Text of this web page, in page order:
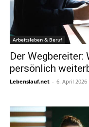
Arbeitsleben & Beruf
Der Wegbereiter:
persönlich
Lebenslauf.net - 6. April 2026